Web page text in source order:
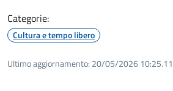
Categorie:
Cultura e tempo libero
Ultimo aggiornamento: 20/05/2026 10:25.11